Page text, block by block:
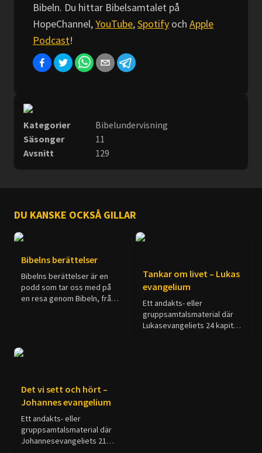
21 MAJ 2026
Tro när du tvivlar – vad Bibeln faktiskt
Episod 8 | Växa i relation med Gud
14 MAJ 2026
Hur ska man be? Jesus lär ut Fader vår
Lär dig be som Mose!
Episod 6 | Växa i relation med Gud
Episod 5 | Växa i relation med Gud
Bibeln. Du hittar Bibelsamtalet på
HopeChannel,YouTube,Spotify och Apple
Podcast!
Kategorier
Bibelundervisning
Säsonger
11
Avsnitt
129
DU KANSKE OCKSÅ GILLAR
Bibelns berättelser
Bibelns berättelser är en
podd som tar oss med på
en resa genom Bibeln, från
Tankar om livet – Lukas
evangelium
Ett andakts- eller
gruppsamtalsmaterial där
Lukasevangeliets 24 kapitel
Det vi sett och hört –
Johannes evangelium
Ett andakts- eller
gruppsamtalsmaterial där
Johannesevangeliets 21